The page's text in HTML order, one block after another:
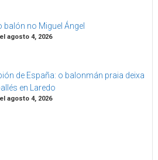
balón no Miguel Ángel
agosto 4, 2026
de España: o balonmán praia deixa
en Laredo
agosto 4, 2026